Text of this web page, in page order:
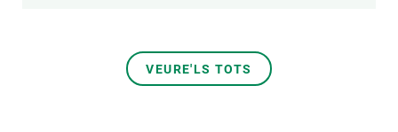
VEURE'LS TOTS